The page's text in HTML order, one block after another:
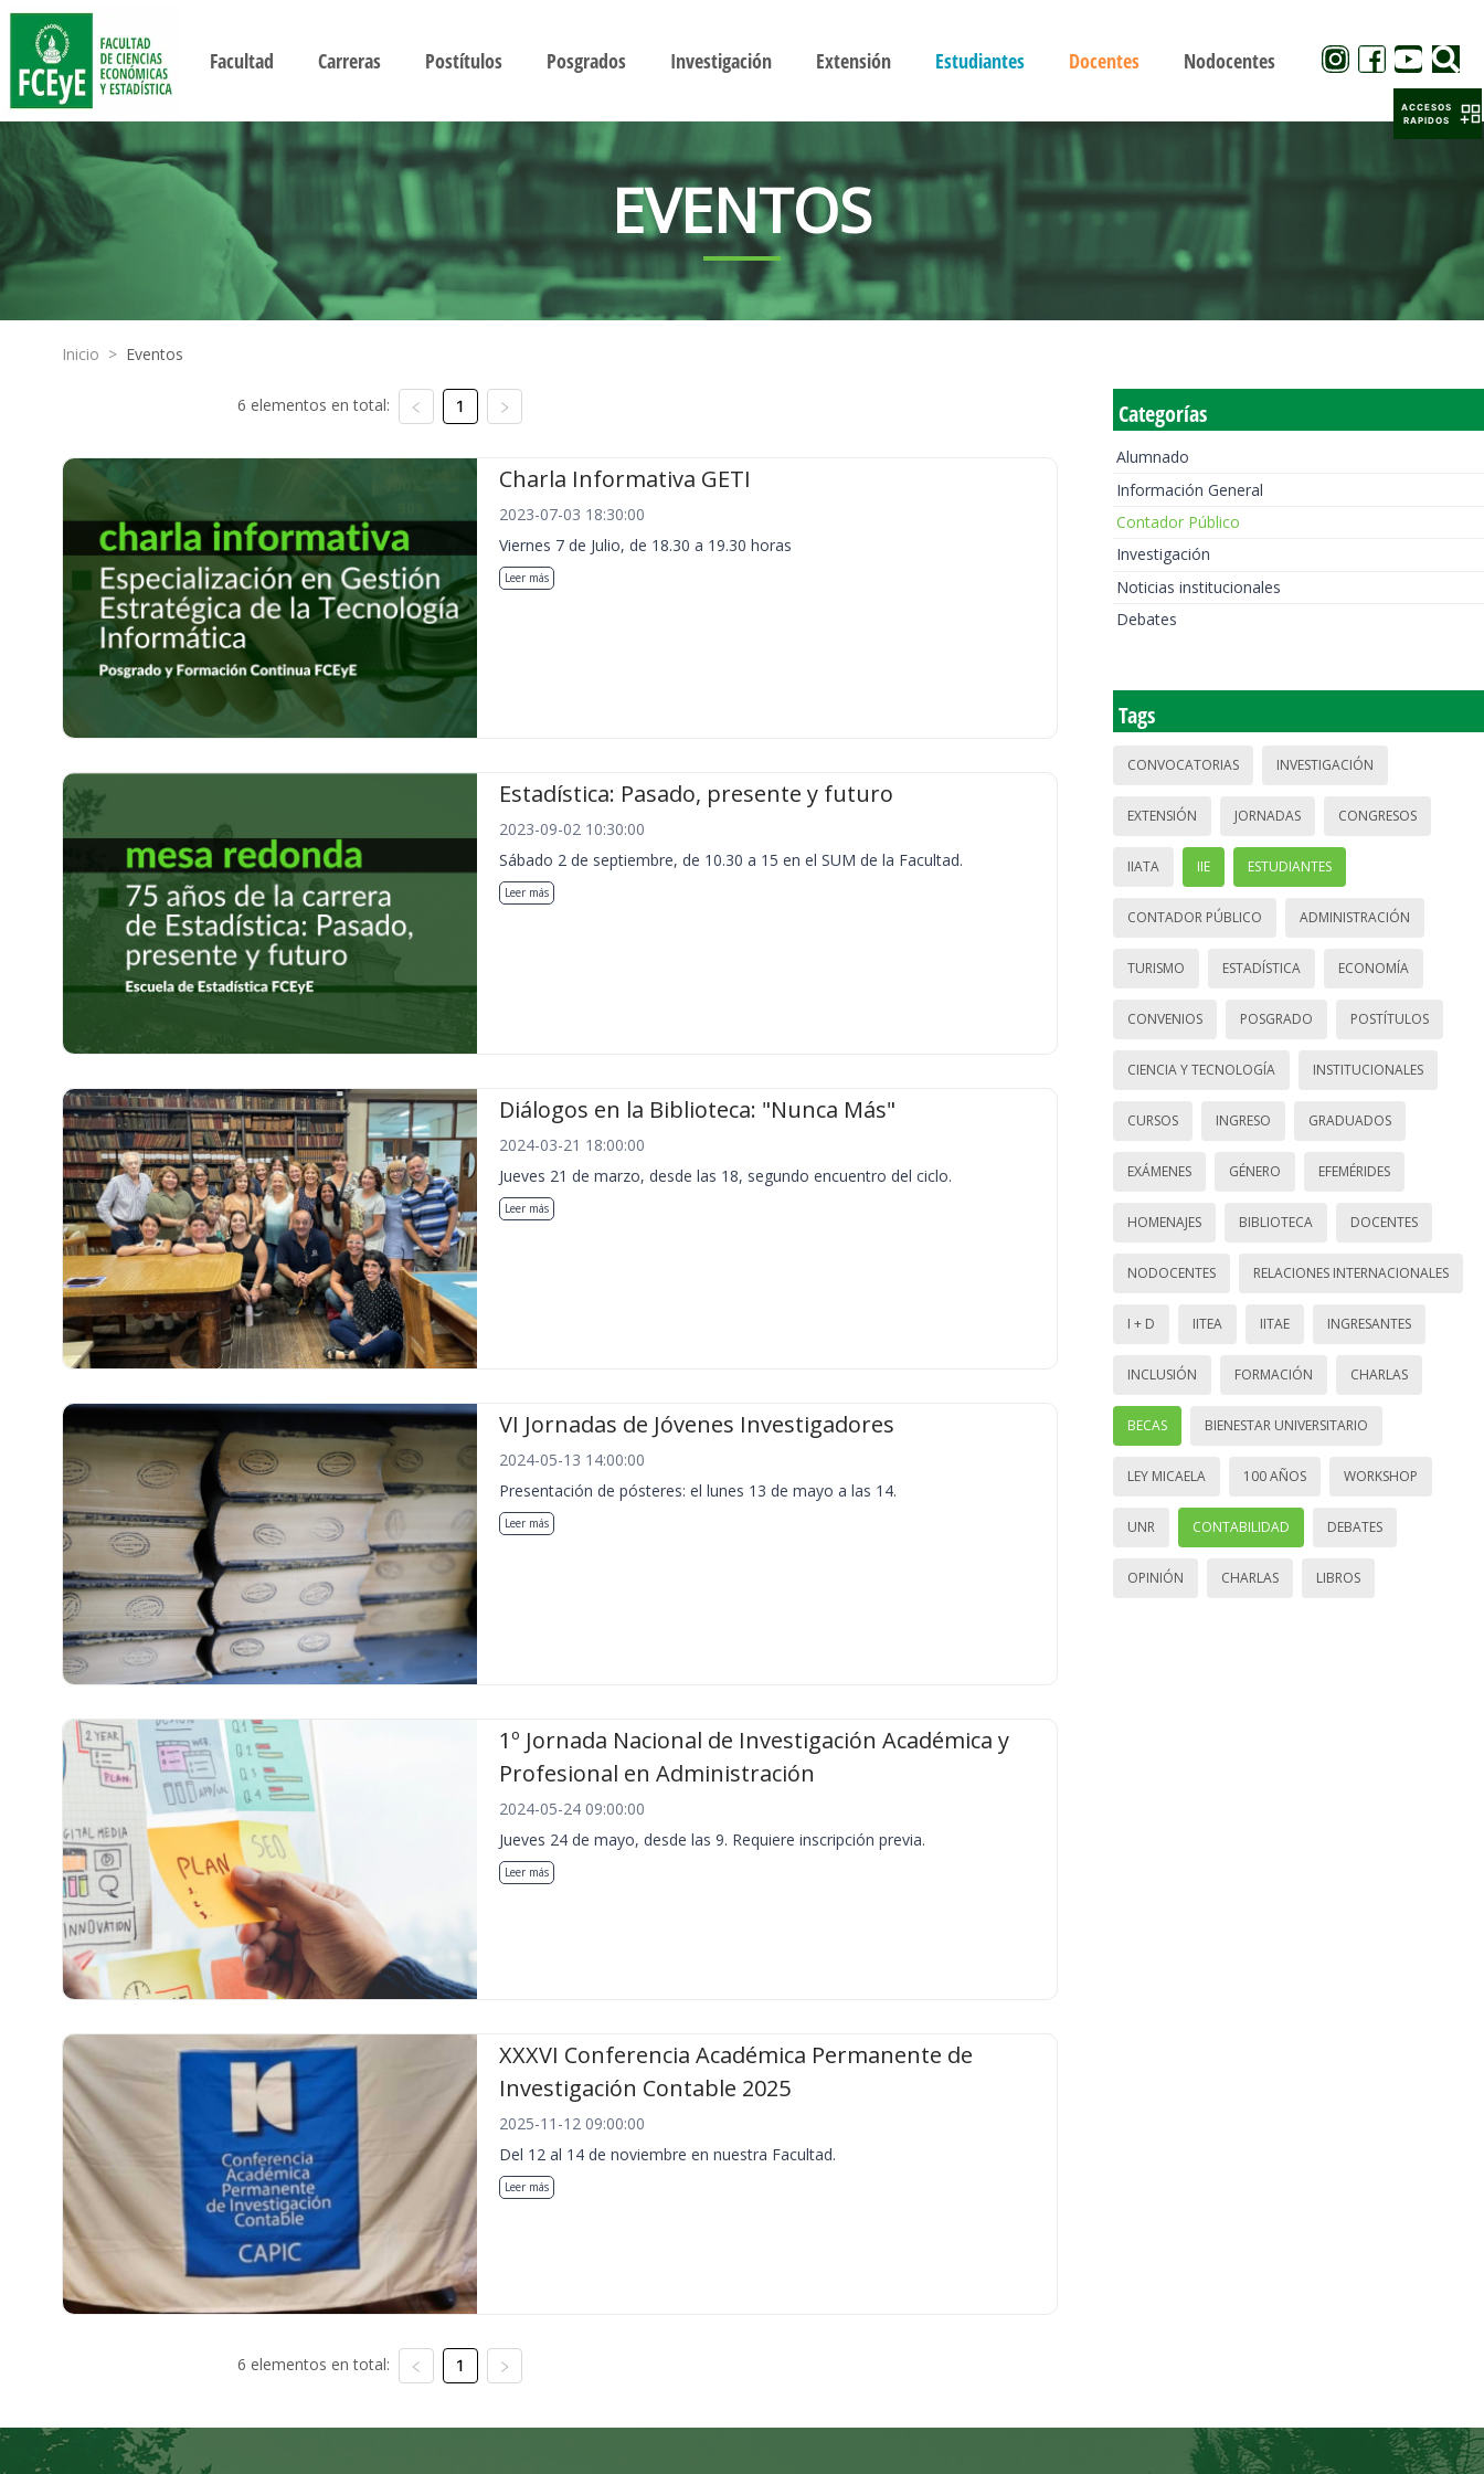
Facultad Carreras Postítulos Posgrados Investigación Extensión Estudiantes Docentes Nodocentes
EVENTOS
Inicio > Eventos
6 elementos en total: 1
Charla Informativa GETI
2023-07-03 18:30:00
Viernes 7 de Julio, de 18.30 a 19.30 horas
Leer más
Estadística: Pasado, presente y futuro
2023-09-02 10:30:00
Sábado 2 de septiembre, de 10.30 a 15 en el SUM de la Facultad.
Leer más
Diálogos en la Biblioteca: "Nunca Más"
2024-03-21 18:00:00
Jueves 21 de marzo, desde las 18, segundo encuentro del ciclo.
Leer más
VI Jornadas de Jóvenes Investigadores
2024-05-13 14:00:00
Presentación de pósteres: el lunes 13 de mayo a las 14.
Leer más
1º Jornada Nacional de Investigación Académica y
Profesional en Administración
2024-05-24 09:00:00
Jueves 24 de mayo, desde las 9. Requiere inscripción previa.
Leer más
XXXVI Conferencia Académica Permanente de
Investigación Contable 2025
2025-11-12 09:00:00
Del 12 al 14 de noviembre en nuestra Facultad.
Leer más
6 elementos en total: 1
Categorías
Alumnado
Información General
Contador Público
Investigación
Noticias institucionales
Debates
Tags
CONVOCATORIAS INVESTIGACIÓN
EXTENSIÓN JORNADAS CONGRESOS
IIATA IIE ESTUDIANTES
CONTADOR PÚBLICO ADMINISTRACIÓN
TURISMO ESTADÍSTICA ECONOMÍA
CONVENIOS POSGRADO POSTÍTULOS
CIENCIA Y TECNOLOGÍA INSTITUCIONALES
CURSOS INGRESO GRADUADOS
EXÁMENES GÉNERO EFEMÉRIDES
HOMENAJES BIBLIOTECA DOCENTES
NODOCENTES RELACIONES INTERNACIONALES
I + D IITEA IITAE INGRESANTES
INCLUSIÓN FORMACIÓN CHARLAS
BECAS BIENESTAR UNIVERSITARIO
LEY MICAELA 100 AÑOS WORKSHOP
UNR CONTABILIDAD DEBATES
OPINIÓN CHARLAS LIBROS
ACCESOS
RAPIDOS